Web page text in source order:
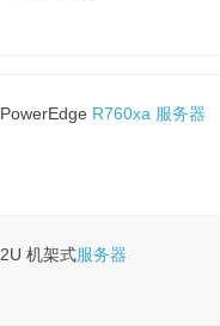
PowerEdge R760xa 服务器
2U 机架式服务器